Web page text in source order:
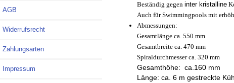
AGB
Widerrufsrecht
Zahlungsarten
Impressum
Beständig gegen inter kristalline
Auch für Swimmingpools mit
Abmessungen:
Gesamtlänge ca. 550 mm
Gesamtbreite ca. 470 mm
Spiraldurchmesser ca. 320 mm
Gesamthöhe: ca.160 mm
Länge: ca. 6 m gestreckte